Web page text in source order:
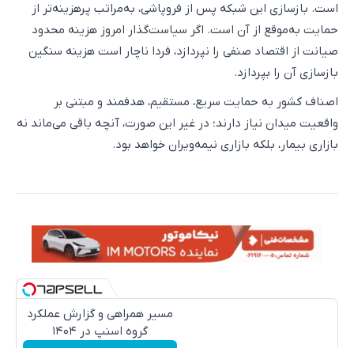
است. بازسازی این شبکه پس از فروپاشی، به‌مراتب پرهزینه‌تر از
حمایت به‌موقع از آن است. اگر سیاست‌گذار امروز هزینه محدود
صیانت از اقتصاد صنفی را نپردازد، فردا ناچار است هزینه سنگین
بازسازی آن را بپردازد.
اصناف کشور به حمایت سریع، مستقیم، هدفمند و مبتنی بر
واقعیت میدان نیاز دارند؛ در غیر این صورت، آنچه باقی می‌ماند نه
بازاری بیمار، بلکه بازاری نیمه‌ویران خواهد بود.
مسیر همراهی و گزارش عملکرد
گروه اسنپ در ۱۴۰۴